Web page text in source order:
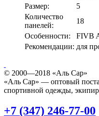
Размер:
5
Количество
панелей:
18
Особенности:
FIVB
Рекомендации: для
© 2000—2018 «Аль Сар»
«Аль Сар» — оптовый
спортивной одежды,
+7 (347) 246-77-00